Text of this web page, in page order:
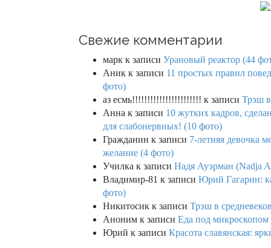
Свежие комментарии
марк к записи Урановый реактор (44
Аник к записи 11 простых правил
фото)
аз есмь!!!!!!!!!!!!!!!!!!!!!!! к записи Трэш в
Анна к записи 10 жутких кадров,
для слабонервных! (10 фото)
Гражданин к записи 7-летняя девочка
желание (4 фото)
Училка к записи Надя Ауэрман (Nadja
Владимир-81 к записи Юрий Гагарин:
фото)
Никитосик к записи Трэш в
Аноним к записи Еда под микроскопом
Юрий к записи Красота славянская: